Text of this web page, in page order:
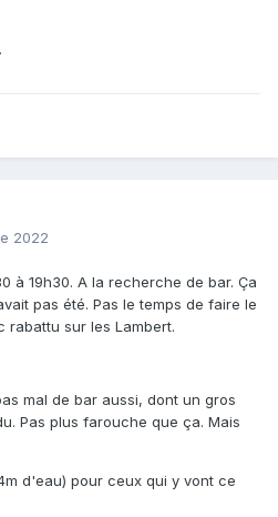
2022
à 19h30. A la recherche de bar. Ça
pas été. Pas le temps de faire le
rabattu sur les Lambert.
mal de bar aussi, dont un gros
Pas plus farouche que ça. Mais
d'eau) pour ceux qui y vont ce